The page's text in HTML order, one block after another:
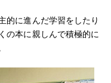
的に進んだ学習をしたり
の本に親しんで積極的に